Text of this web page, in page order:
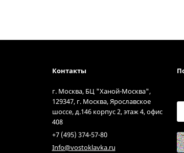
Контакты
г. Москва, БЦ "Ханой-Москва",
129347, г. Москва, Ярославское
шоссе, д.146 корпус 2, этаж 4, офис
408
+7 (495) 374-57-80
Info@vostoklavka.ru